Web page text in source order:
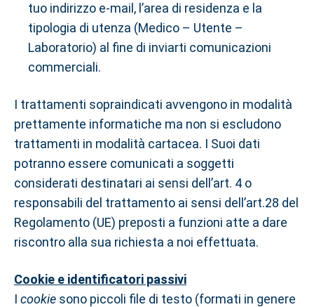
tuo indirizzo e-mail, l’area di residenza e la
tipologia di utenza (Medico – Utente –
Laboratorio) al fine di inviarti comunicazioni
commerciali.
I trattamenti sopraindicati avvengono in modalità
prettamente informatiche ma non si escludono
trattamenti in modalità cartacea. I Suoi dati
potranno essere comunicati a soggetti
considerati destinatari ai sensi dell’art. 4 o
responsabili del trattamento ai sensi dell’art.28 del
Regolamento (UE) preposti a funzioni atte a dare
riscontro alla sua richiesta a noi effettuata.
Cookie e identificatori passivi
I cookie sono piccoli file di testo (formati in genere